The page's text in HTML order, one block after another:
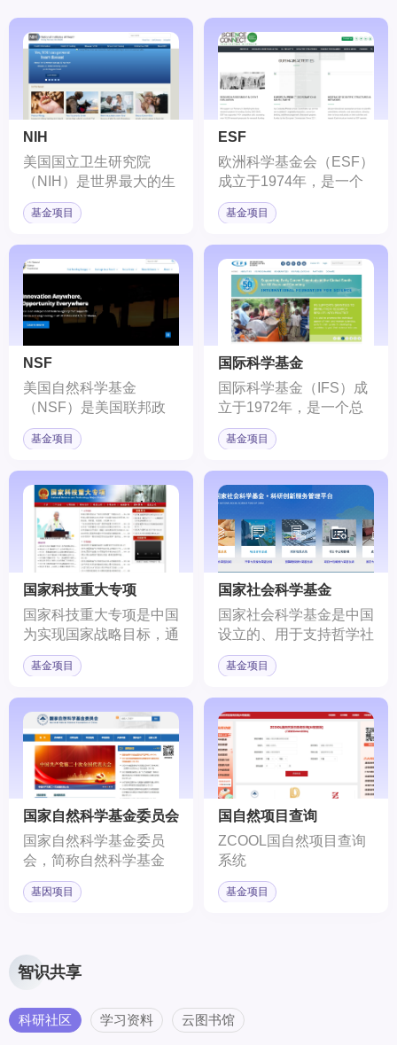
NIH
美国国立卫生研究院
（NIH）是世界最大的生
物医学研究机构之一，成
立于1887年，总部位于
（Bethesda）。作为美
国卫生与公众服务部
（U.S. Department of
Health and Human
NIH的使命是探索生命本
识，并运用这些知识来延
长人类寿命以及预防、诊
断和治疗各种疾病和残
障。
基金项目
ESF
欧洲科学基金会（ESF）
成立于1974年，是一个
位于法国斯特拉斯堡的非
政府、面向国际的科研组
国家的国家级科学研究委
员会、科学院、研究院和
其他资助科学研究的基金
组织组成，旨在促进欧洲
的科学研究和合作。
基金项目
NSF
美国自然科学基金
（NSF）是美国联邦政
府的一个独立机构，成立
于1950年。NSF的主要
和教育项目，以促进科学
和技术的发展。
基金项目
国际科学基金
国际科学基金（IFS）成
立于1972年，是一个总
部设在瑞典斯德哥尔摩的
非政府组织。
基金项目
国家科技重大专项
国家科技重大专项是中国
为实现国家战略目标，通
过核心技术突破和资源集
成，在一定时限内完成的
技术和重大工程。
基金项目
国家社会科学基金
国家社会科学基金是中国
设立的、用于支持哲学社
会科学研究的专项基金。
基金项目
国家自然科学基金委员会
国家自然科学基金委员
会，简称自然科学基金
委，是负责管理国家自然
科学基金的国务院直属事
经费拨款方式，借鉴国际
成功经验，设立面向全国
基因项目
国自然项目查询
ZCOOL国自然项目查询
系统
基金项目
智识共享
科研社区 学习资料 云图书馆